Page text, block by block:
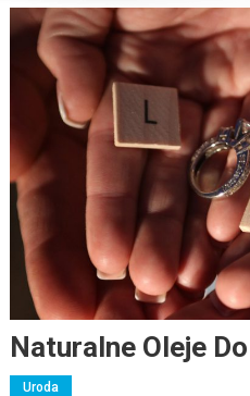
Naturalne Oleje
Uroda